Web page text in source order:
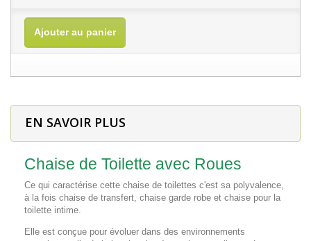
Ajouter au panier
EN SAVOIR PLUS
Chaise de Toilette avec Roues
Ce qui caractérise cette chaise de toilettes c'est sa polyvalence,
à la fois chaise de transfert, chaise garde robe et chaise pour la
toilette intime.
Elle est conçue pour évoluer dans des environnements